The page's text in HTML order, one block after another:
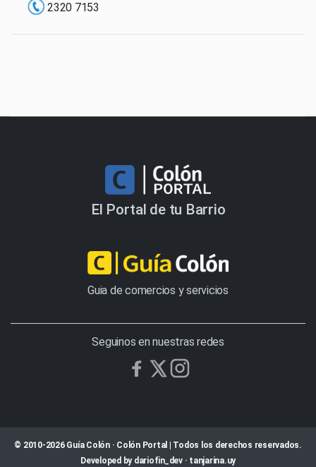
2320 7153
El Portal de tu Barrio
Guia de comercios y servicios
Seguinos en nuestras redes
© 2010-2026 Guía Colón · Colón Portal | Todos los derechos reservados.
Developed by dariofin_dev· tanjarina.uy